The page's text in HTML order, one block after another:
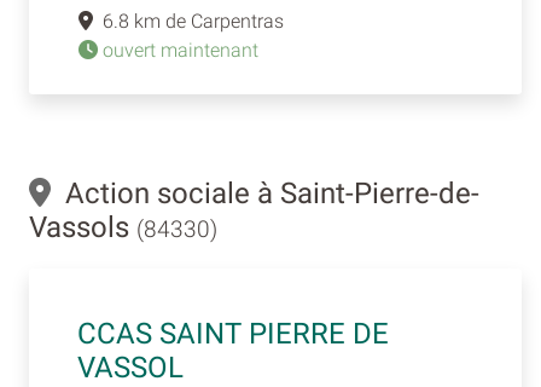
6.8 km de Carpentras
ouvert maintenant
Action sociale à Saint-Pierre-de-
Vassols (84330)
CCAS SAINT PIERRE DE
VASSOL